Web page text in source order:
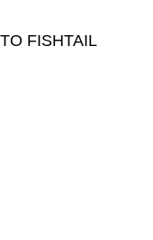
FISHTAIL